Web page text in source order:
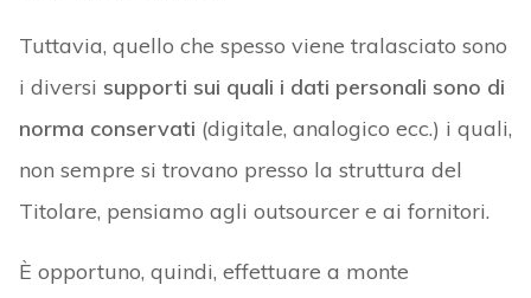
Tuttavia, quello che spesso viene tralasciato sono
i diversi supporti sui quali i dati personali sono di
norma conservati (digitale, analogico ecc.) i quali,
non sempre si trovano presso la struttura del
Titolare, pensiamo agli outsourcer e ai fornitori.
È opportuno, quindi, effettuare a monte